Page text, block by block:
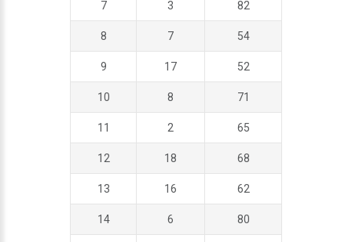
7 3 82
8 7 54
9 17 52
10 8 71
11 2 65
12 18 68
13 16 62
14 6 80